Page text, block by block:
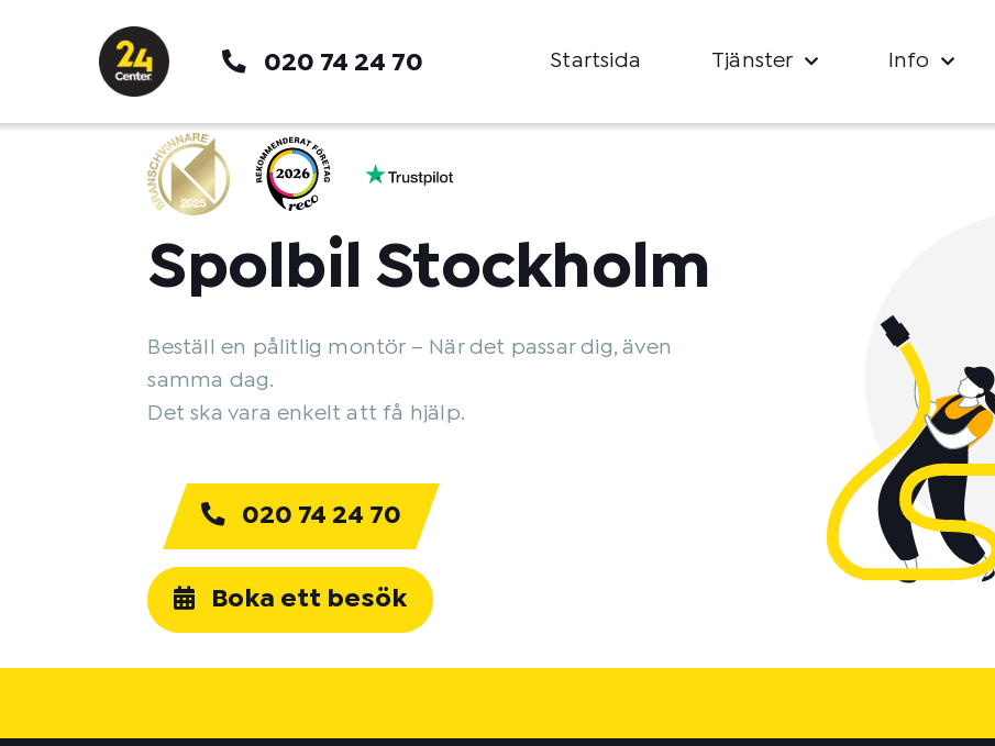
020 74 24 70 Startsida Tjänster Info
Spolbil Stockholm
Beställ en pålitlig montör – När det passar dig, även
samma dag.
Det ska vara enkelt att få hjälp.
020 74 24 70
Boka ett besök